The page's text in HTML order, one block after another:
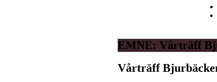
EMNE: Vårträff
Vårträff